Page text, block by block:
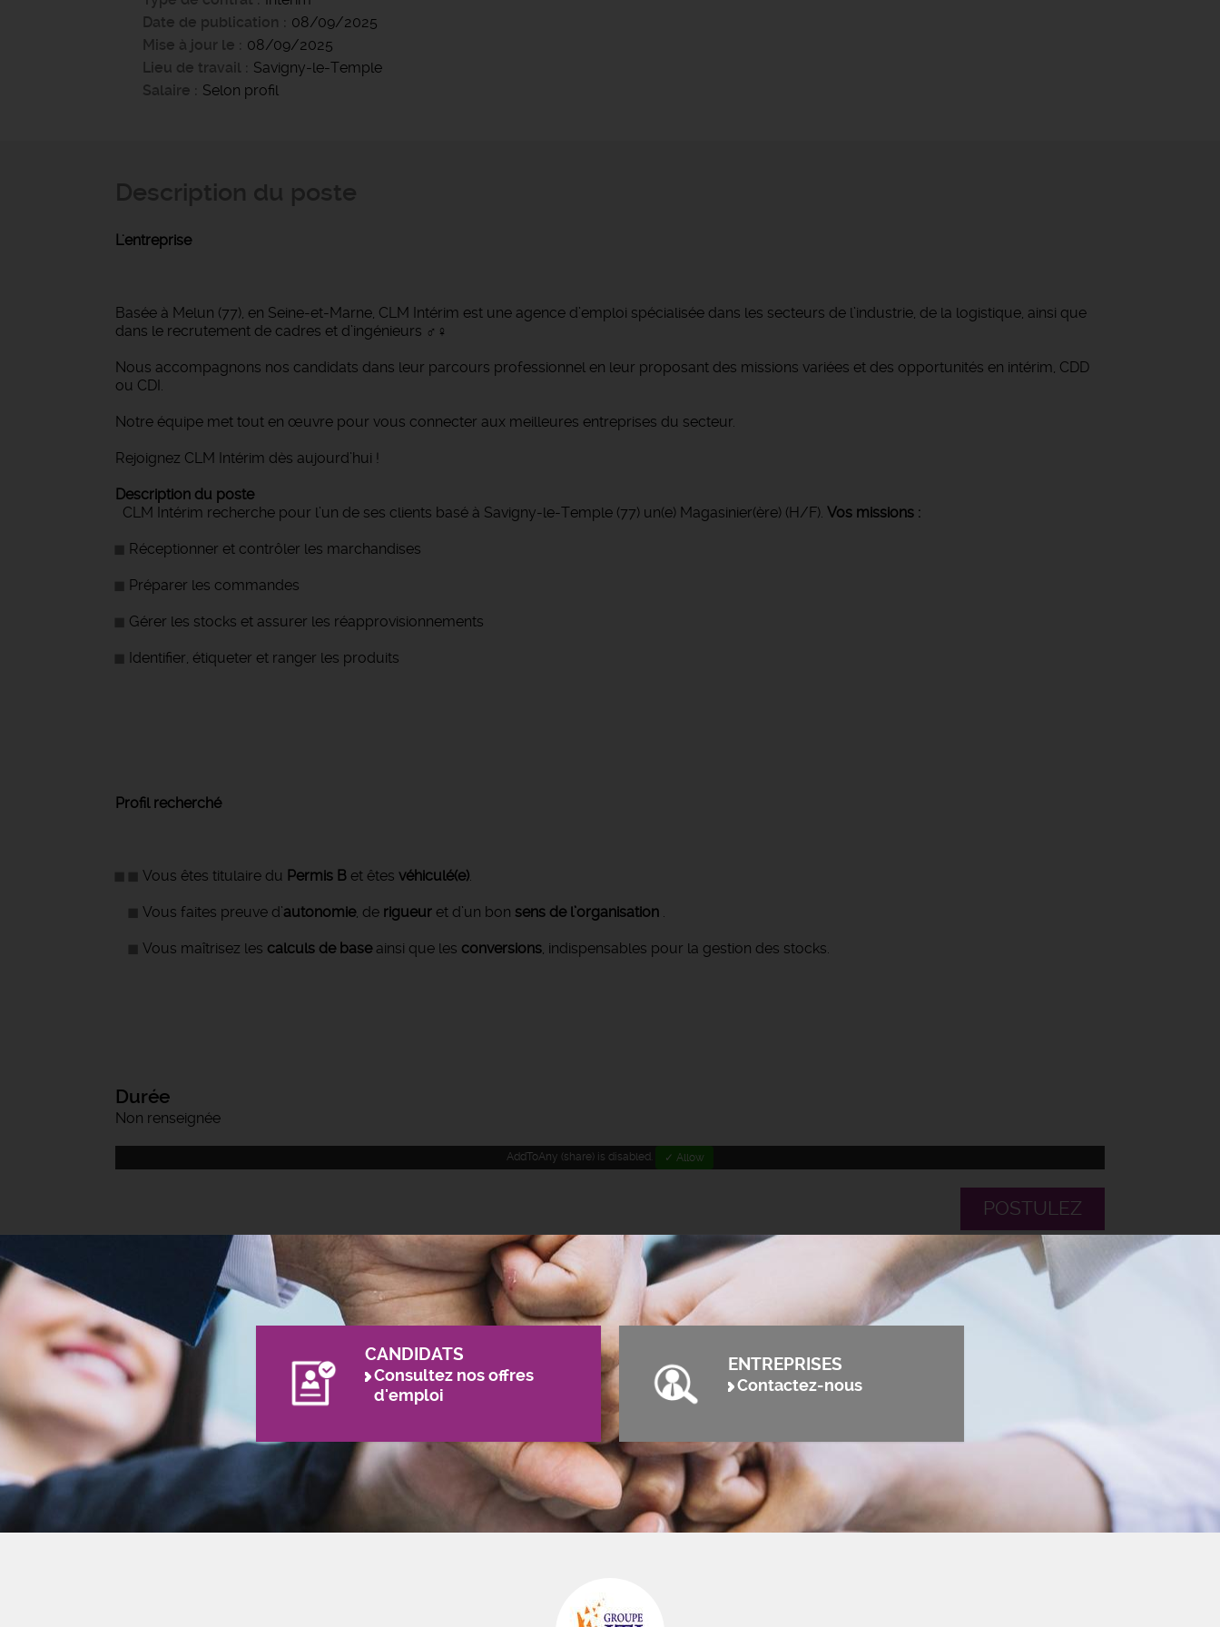
Date de publication
08/09/2025
Mise à jour le
08/09/2025
Lieu de travail
Savigny-le-Temple
Salaire
Selon profil
L'entreprise
Basée à Melun (77), en Seine-et-Marne, CLM Intérim est une agence d’emploi spécialisée dans les secteurs de l’industrie, de la logistique, ainsi que
dans le recrutement de cadres et d’ingénieurs ‍♂️‍♀️
Nous accompagnons nos candidats dans leur parcours professionnel en leur proposant des missions variées et des opportunités en intérim, CDD
ou CDI.
Notre équipe met tout en œuvre pour vous connecter aux meilleures entreprises du secteur.
Rejoignez CLM Intérim dès aujourd’hui !
Description du poste
CLM Intérim recherche pour l’un de ses clients basé à Savigny-le-Temple (77) un(e) Magasinier(ère) (H/F). Vos missions :
Réceptionner et contrôler les marchandises
Préparer les commandes
Gérer les stocks et assurer les réapprovisionnements
Identifier, étiqueter et ranger les produits
Profil recherché
Vous êtes titulaire du Permis B et êtes véhiculé(e).
Vous faites preuve d’autonomie, de rigueur et d’un bon sens de l’organisation .
Vous maîtrisez les calculs de baseainsi que les conversions, indispensables pour la gestion des stocks.
Durée
Non renseignée
AddToAny (share) is disabled. ✓ Allow
POSTULEZ
CANDIDATS
Consultez nos offres
d'emploi
ENTREPRISES
Contactez-nous